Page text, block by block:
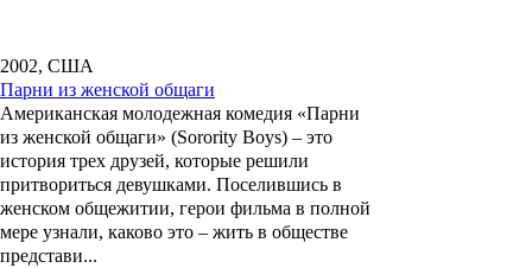
2002, США
Парни из женской общаги
Американская молодежная комедия «Парни
из женской общаги» (Sorority Boys) – это
история трех друзей, которые решили
притвориться девушками. Поселившись в
женском общежитии, герои фильма в полной
мере узнали, каково это – жить в обществе
представи...